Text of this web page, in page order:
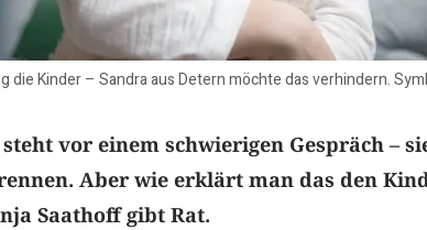
die Kinder – Sandra aus Detern möchte das verhindern.
vor einem schwierigen Gespräch –
Aber wie erklärt man das den
Saathoff gibt Rat.